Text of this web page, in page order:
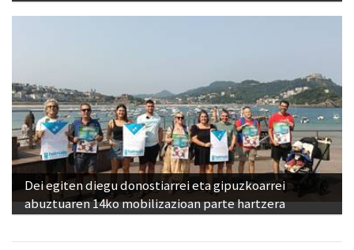
Dei egiten diegu donostiarrei eta gipuzkoarrei
abuztuaren 14ko mobilizazioan parte hartzera